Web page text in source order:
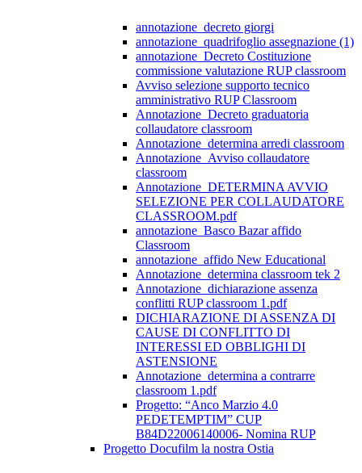
annotazione_decreto giorgi
annotazione_quadrifoglio assegnazione (1)
annotazione_Decreto Costituzione
commissione valutazione RUP classroom
Avviso selezione supporto tecnico
amministrativo RUP Classroom
Annotazione_Decreto graduatoria
collaudatore classroom
Annotazione_determina arredi classroom
Annotazione_Avviso collaudatore
classroom
Annotazione_DETERMINA AVVIO
SELEZIONE PER COLLAUDATORE
CLASSROOM.pdf
annotazione_Basco Bazar affido
Classroom
annotazione_affido New Educational
Annotazione_determina classroom tek 2
Annotazione_dichiarazione assenza
conflitti RUP classroom 1.pdf
DICHIARAZIONE DI ASSENZA DI
CAUSE DI CONFLITTO DI
INTERESSI ED OBBLIGHI DI
ASTENSIONE
Annotazione_determina a contrarre
classroom 1.pdf
Progetto: “Anco Marzio 4.0
PEDETEMPTIM” CUP
B84D22006140006- Nomina RUP
Progetto Docufilm la nostra Ostia